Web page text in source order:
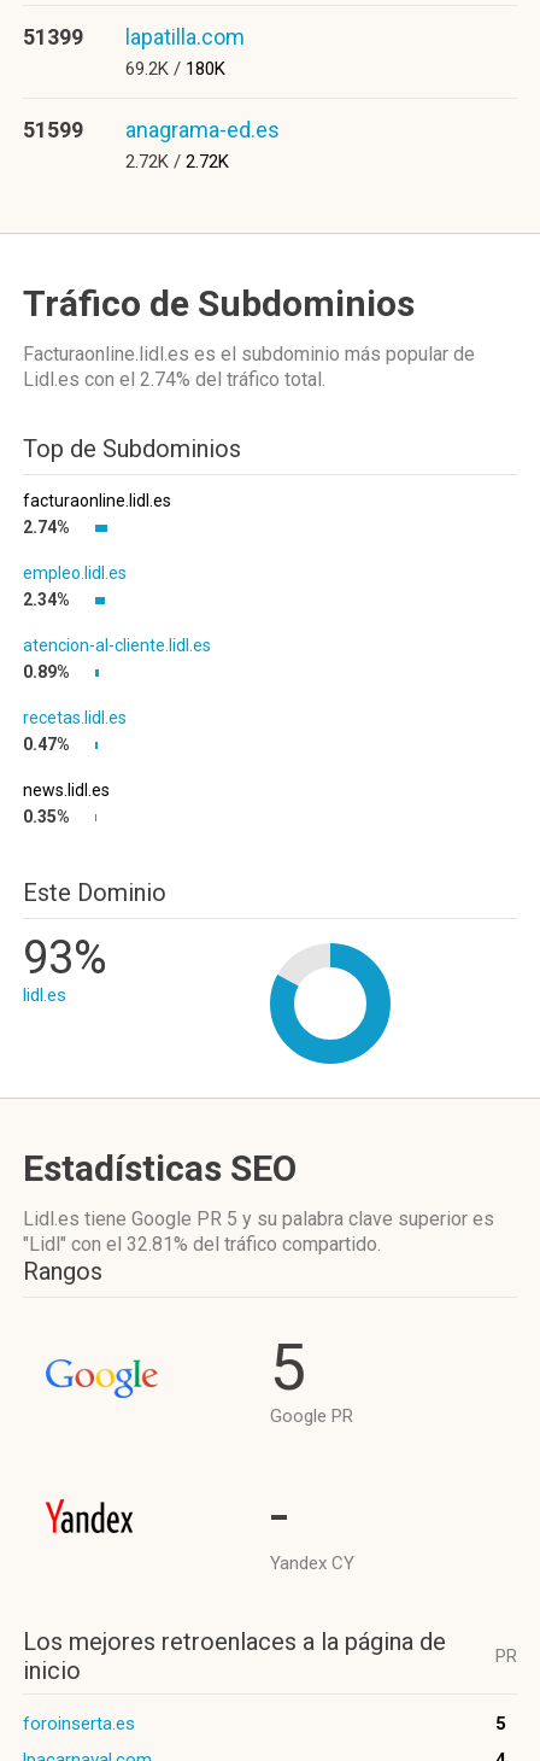
51399 lapatilla.com
69.2K / 180K
51599 anagrama-ed.es
2.72K / 2.72K
Tráfico de Subdominios
Facturaonline.lidl.es es el subdominio más popular de
Lidl.es con el 2.74% del tráfico total.
Top de Subdominios
facturaonline.lidl.es
2.74%
empleo.lidl.es
2.34%
atencion-al-cliente.lidl.es
0.89%
recetas.lidl.es
0.47%
news.lidl.es
0.35%
Este Dominio
93%
lidl.es
Estadísticas SEO
Lidl.es tiene Google PR 5 y su palabra clave superior es
"Lidl" con el 32.81% del tráfico compartido.
Rangos
5
Google PR
-
Yandex CY
Los mejores retroenlaces a la página de
inicio
PR
foroinserta.es
5